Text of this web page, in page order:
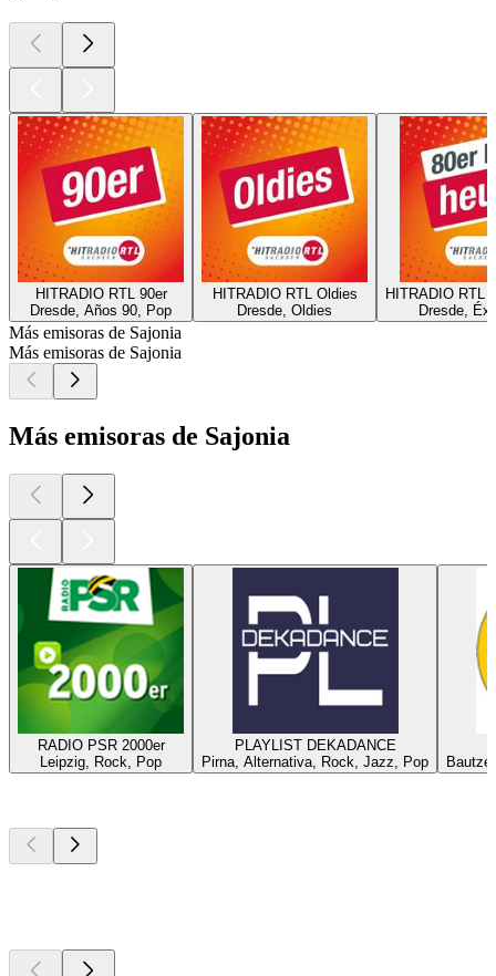
HITRADIO RTL 90er
Dresde, Años 90, Pop
HITRADIO RTL Oldies
Dresde, Oldies
HITRADIO RTL
Dresde,
Más emisoras de Sajonia
Más emisoras de Sajonia
Más emisoras de Sajonia
RADIO PSR 2000er
Leipzig, Rock, Pop
PLAYLIST DEKADANCE
Pirna, Alternativa, Rock, Jazz, Pop